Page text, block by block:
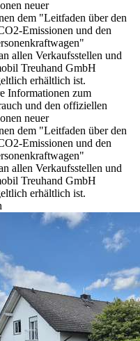
neuer
dem "Leitfaden über den
Emissionen und den
allen Verkaufsstellen und
Treuhand GmbH
erhältlich ist.
Informationen zum
und den offiziellen
neuer
dem "Leitfaden über den
Emissionen und den
allen Verkaufsstellen und
Treuhand GmbH
erhältlich ist.